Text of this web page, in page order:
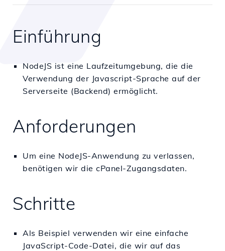
Einführung
NodeJS ist eine Laufzeitumgebung, die die
Verwendung der Javascript-Sprache auf der
Serverseite (Backend) ermöglicht.
Anforderungen
Um eine NodeJS-Anwendung zu verlassen,
benötigen wir die cPanel-Zugangsdaten.
Schritte
Als Beispiel verwenden wir eine einfache
JavaScript-Code-Datei, die wir auf das